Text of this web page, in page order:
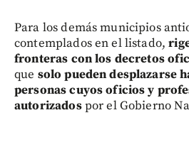
Para los demás municipios
contemplados en el listado,
fronteras con los decretos
que solo pueden desplazarse
personas cuyos oficios y
autorizadospor el Gobierno